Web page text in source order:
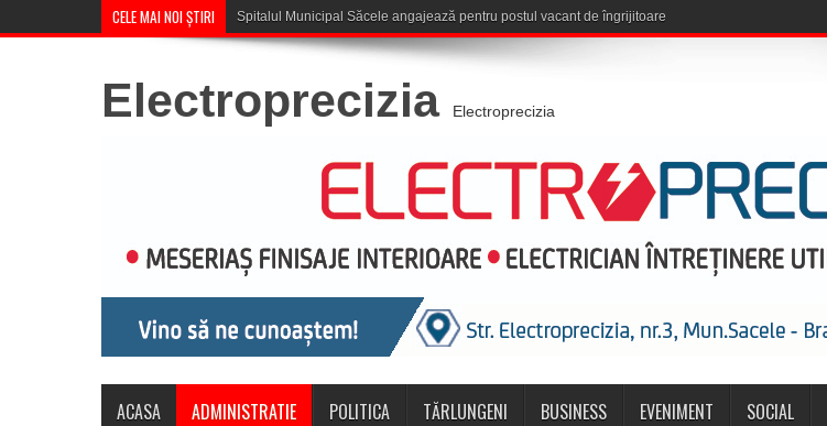
CELE MAI NOI ȘTIRI Săcele: Acțiune a polițiștilo
Electroprecizia Electroprecizia
ACASA ADMINISTRATIE POLITICA TĂRLUNGENI BUSINESS EVENIMENT SOCIAL